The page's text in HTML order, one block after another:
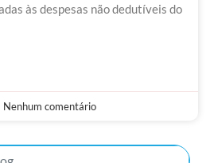
às despesas não dedutíveis do
Nenhum comentário